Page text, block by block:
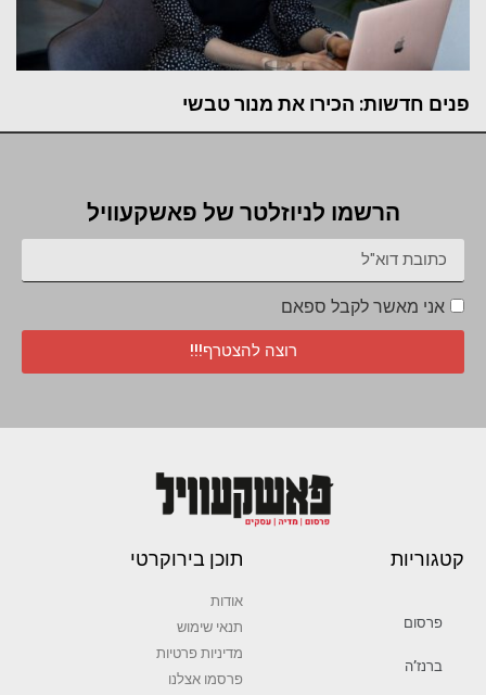
פנים חדשות: הכירו את מנור טבשי
הרשמו לניוזלטר של פאשקעוויל
אני מאשר לקבל ספאם
רוצה להצטרף!!!
קטגוריות
פרסום
ברנז’ה
תוכן בירוקרטי
אודות
תנאי שימוש
מדיניות פרטיות
פרסמו אצלנו